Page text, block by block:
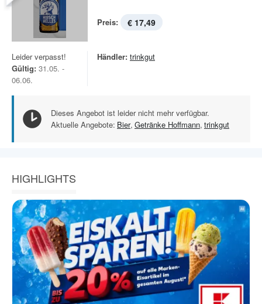
Preis: € 17,49
Leider verpasst!
Gültig: 31.05. -
06.06.
Händler: trinkgut
Dieses Angebot ist leider nicht mehr verfügbar.
Aktuelle Angebote: Bier, Getränke Hoffmann, trinkgut
HIGHLIGHTS